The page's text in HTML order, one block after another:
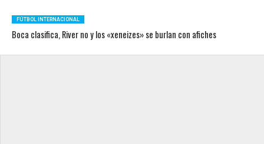
FÚTBOL INTERNACIONAL
Boca clasifica, River no y los «xeneizes» se burlan con afiches